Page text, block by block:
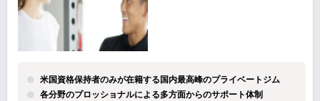
米国資格保持者のみが在籍する国内最高峰のプライベートジム
各分野のプロッショナルによる多方面からのサポート体制